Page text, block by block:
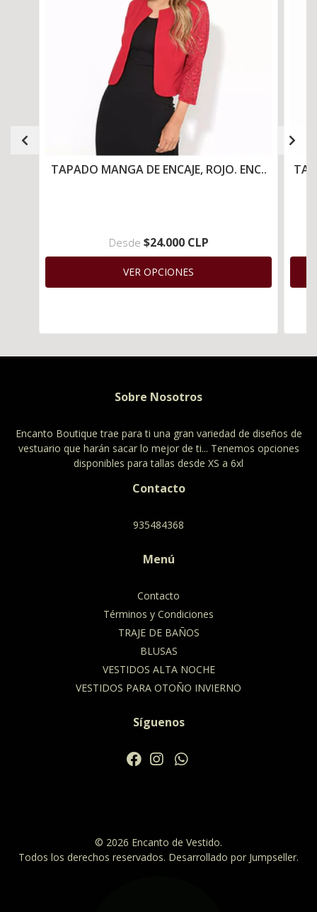
TAPADO MANGA DE ENCAJE, ROJO. ENC..
Desde $24.000 CLP
VER OPCIONES
Sobre Nosotros
Encanto Boutique trae para ti una gran variedad de diseños de
vestuario que harán sacar lo mejor de ti... Tenemos opciones
disponibles para tallas desde XS a 6xl
Contacto
935484368
Menú
Contacto
Términos y Condiciones
TRAJE DE BAÑOS
BLUSAS
VESTIDOS ALTA NOCHE
VESTIDOS PARA OTOÑO INVIERNO
Síguenos
© 2026 Encanto de Vestido.
Todos los derechos reservados. Desarrollado por Jumpseller.